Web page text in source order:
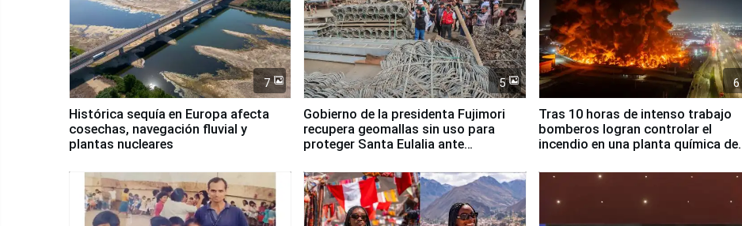
7
Histórica sequía en Europa afecta
cosechas, navegación fluvial y
plantas nucleares
5
Gobierno de la presidenta Fujimori
recupera geomallas sin uso para
proteger Santa Eulalia ante
6
Tras 10 horas de intenso trabajo
bomberos logran controlar el
incendio en una planta química de